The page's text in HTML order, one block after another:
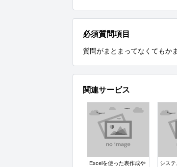
必須質問項目
質問がまとまってなくてもか
関連サービス
Excelを使った表作成や
シス